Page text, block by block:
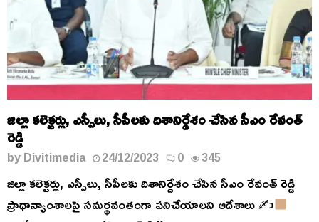
జిల్లా కలెక్టర్లు, ఎస్పీలు, సీపీలకు దిశానిర్దేశం చేసిన సీఎం రేవంత్
రెడ్డి
byDivitimedia 24/12/2023 0 345
జిల్లా కలెక్టర్లు, ఎస్పీలు, సీపీలకు దిశానిర్దేశం చేసిన సీఎం రేవంత్ రెడ్డి
ప్రాధాన్యాంశాలపై సమర్థవంతంగా పనిచేయాలని ఆదేశాలు ✍